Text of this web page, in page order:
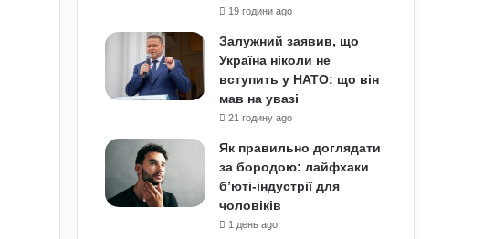
19 години ago
Залужний заявив, що
Україна ніколи не
вступить у НАТО: що він
мав на увазі
21 годину ago
Як правильно доглядати
за бородою: лайфхаки
б’юті-індустрії для
чоловіків
1 день ago